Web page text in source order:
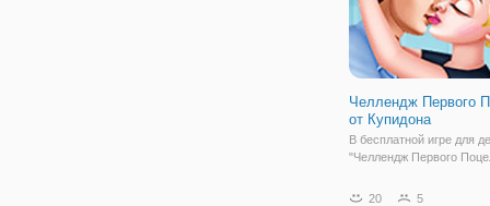
Челлендж Первого
от Купидона
В бесплатной игре для
"Челлендж Первого
купидончику свести
20 5